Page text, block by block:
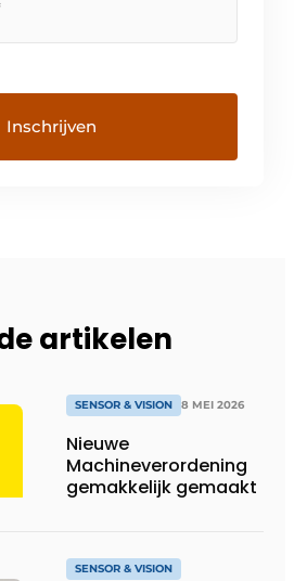
artikelen
SENSOR & VISION 8 MEI 2026
Nieuwe
Machineverordening
gemakkelijk gemaakt
SENSOR & VISION